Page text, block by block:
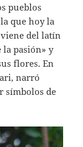
pueblos
que hoy la
del latín
la pasión» y
flores. En
narró
símbolos de